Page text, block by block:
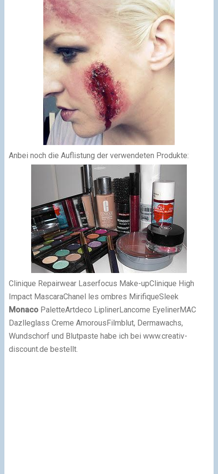
Anbei noch die Auflistung der verwendeten Produkte:
Clinique Repairwear Laserfocus Make-upClinique High
Impact MascaraChanel les ombres MirifiqueSleek
MonacoPaletteArtdeco LiplinerLancome EyelinerMAC
Dazlleglass Creme AmorousFilmblut, Dermawachs,
Wundschorf und Blutpaste habe ich bei www.creativ-
discount.de bestellt.